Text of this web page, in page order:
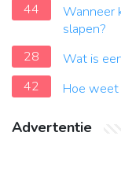
44
Wanneer
slapen?
28
Wat is
42
Hoe weet
Advertentie